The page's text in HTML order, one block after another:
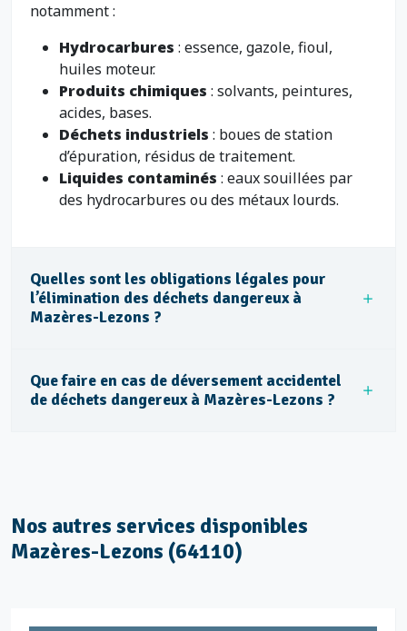
notamment :
Hydrocarbures : essence, gazole, fioul,
huiles moteur.
Produits chimiques : solvants, peintures,
acides, bases.
Déchets industriels : boues de station
d’épuration, résidus de traitement.
Liquides contaminés : eaux souillées par
des hydrocarbures ou des métaux lourds.
Quelles sont les obligations légales pour
l’élimination des déchets dangereux à
Mazères-Lezons ?
Que faire en cas de déversement accidentel
de déchets dangereux à Mazères-Lezons ?
Nos autres services disponibles
Mazères-Lezons (64110)